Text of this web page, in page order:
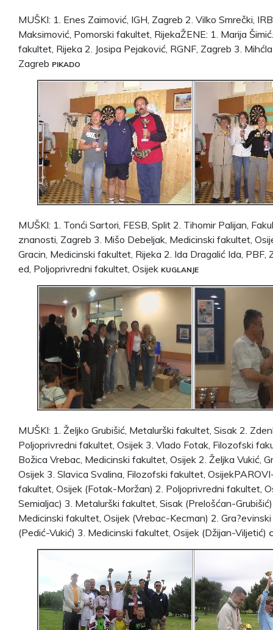
MUŠKI: 1. Enes Zaimović, IGH, Zagreb 2. Vilko Smrečki,
Maksimović, Pomorski fakultet, RijekaŽENE: 1. Marija
fakultet, Rijeka 2. Josipa Pejaković, RGNF, Zagreb 3.
Zagreb PIKADO
MUŠKI: 1. Tonći Sartori, FESB, Split 2. Tihomir Palijan,
znanosti, Zagreb 3. Mišo Debeljak, Medicinski fakultet,
Gracin, Medicinski fakultet, Rijeka 2. Ida Dragalić Ida, PBF,
ed, Poljoprivredni fakultet, Osijek KUGLANJE
MUŠKI: 1. Željko Grubišić, Metalurški fakultet, Sisak 2.
Poljoprivredni fakultet, Osijek 3. Vlado Fotak, Filozofski
Božica Vrebac, Medicinski fakultet, Osijek 2. Željka Vukić,
Osijek 3. Slavica Svalina, Filozofski fakultet,
fakultet, Osijek (Fotak-Moržan) 2. Poljoprivredni fakultet,
Semialjac) 3. Metalurški fakultet, Sisak (Prelošćan-
Medicinski fakultet, Osijek (Vrebac-Kecman) 2.
(Pedić-Vukić) 3. Medicinski fakultet, Osijek (Džijan-Viljetić)